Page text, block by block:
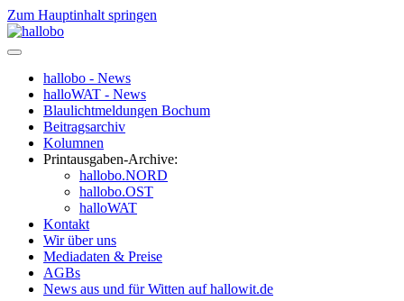
Zum Hauptinhalt springen
hallobo - News
halloWAT - News
Blaulichtmeldungen Bochum
Beitragsarchiv
Kolumnen
Printausgaben-Archive:
hallobo.NORD
hallobo.OST
halloWAT
Kontakt
Wir über uns
Mediadaten & Preise
AGBs
News aus und für Witten auf hallowit.de